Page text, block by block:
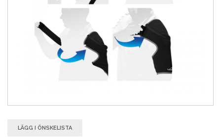
LÄGG I ÖNSKELISTA